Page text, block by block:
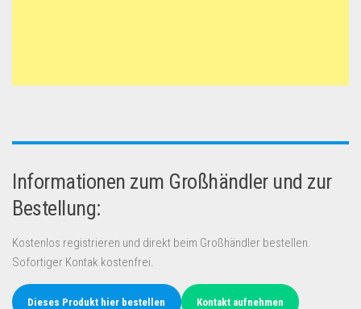
Informationen zum Großhändler und zur
Bestellung:
Kostenlos registrieren und direkt beim Großhändler bestellen.
Sofortiger Kontak kostenfrei.
Dieses Produkt hier bestellen Kontakt aufnehmen